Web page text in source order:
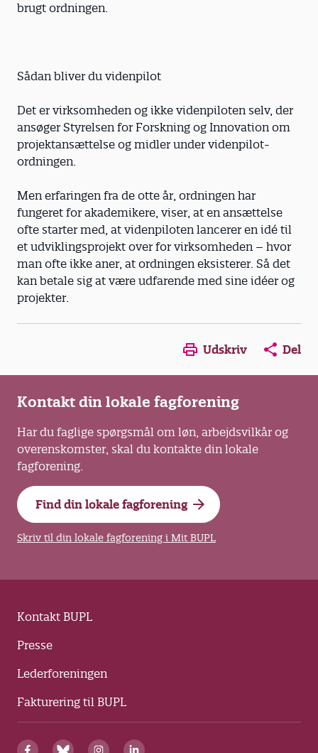
brugt ordningen.
Sådan bliver du videnpilot
Det er virksomheden og ikke videnpiloten selv, der
ansøger Styrelsen for Forskning og Innovation om
projektansættelse og midler under videnpilot­
ordningen.
Men erfaringen fra de otte år, ordningen har
fungeret for akademikere, viser, at en ansættelse
ofte starter med, at viden­piloten lancerer en idé til
et udviklingsprojekt over for virksomheden – hvor
man ofte ikke aner, at ordningen eksisterer. Så det
kan betale sig at være udfarende med sine idéer og
projekter.
Opens in a new window
Opens in a new
Opens in
Udskriv Del
Kontakt din lokale fagforening
Har du faglige spørgsmål om løn, arbejdsvilkår og
overenskomster, skal du kontakte din lokale
fagforening.
Find din lokale fagforening
Skriv til din lokale fagforening i Mit BUPL
Kontakt BUPL
Presse
Lederforeningen
Fakturering til BUPL